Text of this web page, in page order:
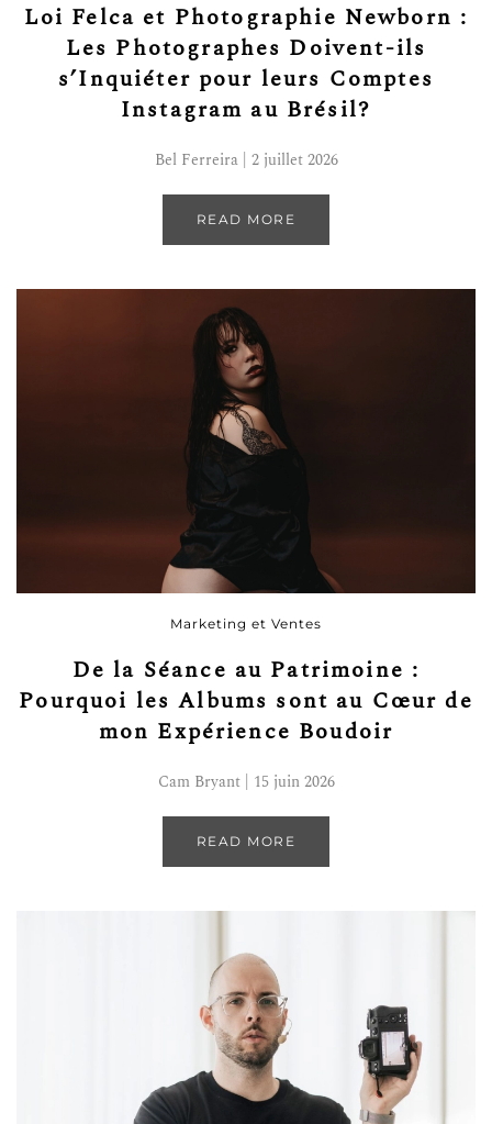
Loi Felca et Photographie Newborn :
Les Photographes Doivent-ils
s’Inquiéter pour leurs Comptes
Instagram au Brésil?
Bel Ferreira | 2 juillet 2026
READ MORE
Marketing et Ventes
De la Séance au Patrimoine :
Pourquoi les Albums sont au Cœur de
mon Expérience Boudoir
Cam Bryant | 15 juin 2026
READ MORE